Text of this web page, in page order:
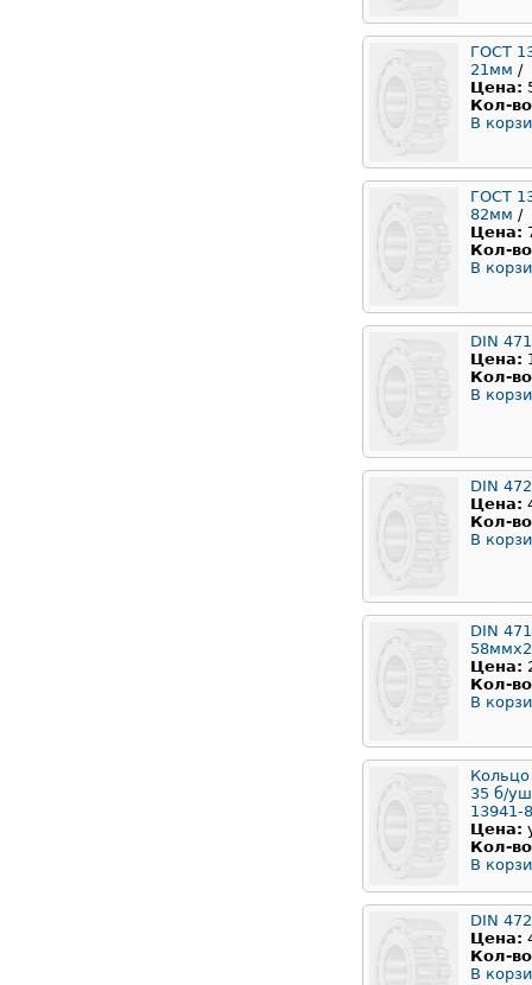
ГОСТ
21мм /
Цена:
Кол-
В
ГОСТ
82мм /
Цена:
Кол-
В
DIN
Цена:
Кол-
В
DIN
Цена:
Кол-
В
DIN
Цена:
Кол-
В
35 б/
13941-
Цена:
Кол-
В
DIN
Цена:
Кол-
В